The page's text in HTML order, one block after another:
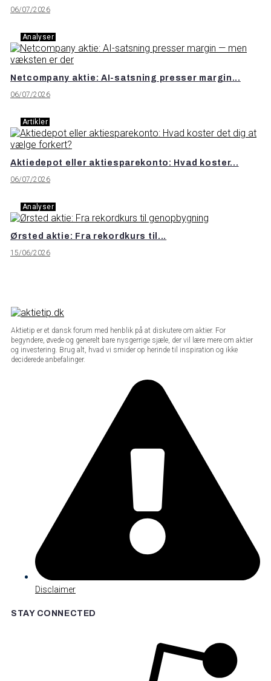
06/07/2026
Analyser
Netcompany aktie: AI-satsning presser margin...
06/07/2026
Artikler
Aktiedepot eller aktiesparekonto: Hvad koster...
06/07/2026
Analyser
Ørsted aktie: Fra rekordkurs til...
15/06/2026
Aktietip er et dansk forum med henblik på at diskutere om aktier. For
begyndere, øvede og generelt bare nysgerrige sjæle, der vil lære mere om aktier
og investering. Brug alt, hvad vi smider op herinde til inspiration og ikke
deciderede anbefalinger.
Disclaimer
STAY CONNECTED